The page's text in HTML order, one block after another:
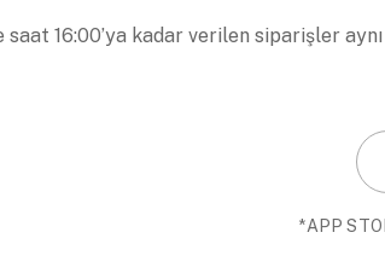
saat 16:00’ya kadar verilen siparişler
*APP